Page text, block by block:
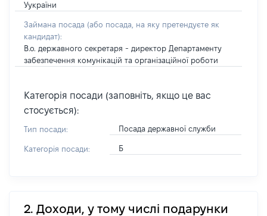
Уукраїни
Займана посада (або посада, на яку претендуєте як
кандидат):
В.о. державного секретаря - директор Департаменту
забезпечення комунікацій та організаційної роботи
Категорія посади (заповніть, якщо це вас
стосується):
Тип посади: Посада державної служби
Категорія посади: Б
2. Доходи, у тому числі подарунки